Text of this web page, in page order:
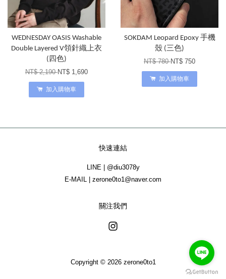
WEDNESDAY OASIS Washable
Double Layered V領針織上衣
(四色)
NT$ 2,190NT$ 1,690
加入購物車
SOKDAM Leopard Epoxy 手機
殼 (三色)
NT$ 780NT$ 750
加入購物車
快速連結
LINE | @diu3078y
E-MAIL | zerone0to1@naver.com
關注我們
Copyright © 2026 zerone0to1